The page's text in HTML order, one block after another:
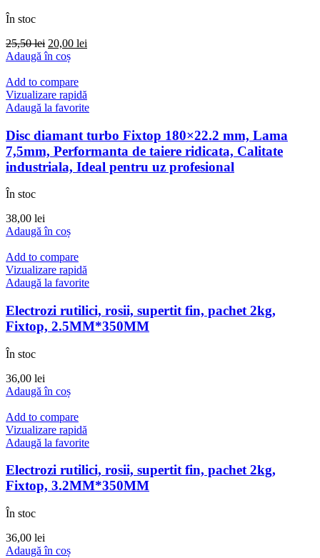
În stoc
25,50lei Prețul
inițial
fost:
25,50 lei.
20,00 lei
Adaugă în coș
Add to compare
Vizualizare rapidă
Adaugă la favorite
Disc diamant turbo Fixtop 180×22.2 mm, Lama
7,5mm, Performanta de taiere ridicata, Calitate
industriala, Ideal pentru uz profesional
În stoc
38,00 lei
Adaugă în coș
Add to compare
Vizualizare rapidă
Adaugă la favorite
Electrozi rutilici, rosii, supertit fin, pachet 2kg,
Fixtop, 2.5MM*350MM
În stoc
36,00 lei
Adaugă în coș
Add to compare
Vizualizare rapidă
Adaugă la favorite
Electrozi rutilici, rosii, supertit fin, pachet 2kg,
Fixtop, 3.2MM*350MM
În stoc
36,00 lei
Adaugă în coș